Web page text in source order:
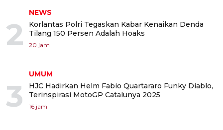
2
NEWS
Korlantas Polri Tegaskan Kabar Kenaikan Denda
Tilang 150 Persen Adalah Hoaks
20 jam
3
UMUM
HJC Hadirkan Helm Fabio Quartararo Funky Diablo,
Terinspirasi MotoGP Catalunya 2025
16 jam